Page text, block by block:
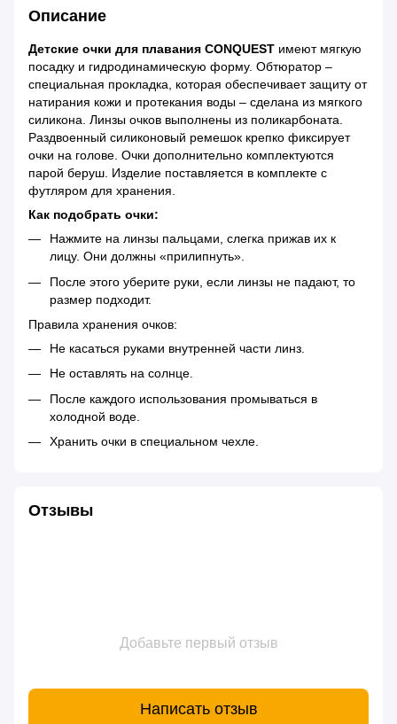
Описание
Детские очки для плавания CONQUEST имеют мягкую
посадку и гидродинамическую форму. Обтюратор –
специальная прокладка, которая обеспечивает защиту от
натирания кожи и протекания воды – сделана из мягкого
силикона. Линзы очков выполнены из поликарбоната.
Раздвоенный силиконовый ремешок крепко фиксирует
очки на голове. Очки дополнительно комплектуются
парой беруш. Изделие поставляется в комплекте с
футляром для хранения.
Как подобрать очки:
Нажмите на линзы пальцами, слегка прижав их к
лицу. Они должны «прилипнуть».
После этого уберите руки, если линзы не падают, то
размер подходит.
Правила хранения очков:
Не касаться руками внутренней части линз.
Не оставлять на солнце.
После каждого использования промываться в
холодной воде.
Хранить очки в специальном чехле.
Отзывы
Добавьте первый отзыв
Написать отзыв